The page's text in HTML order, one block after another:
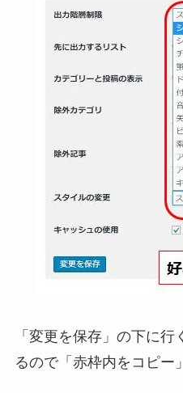
「変更を保存」の下に
るので「赤枠内をコピー